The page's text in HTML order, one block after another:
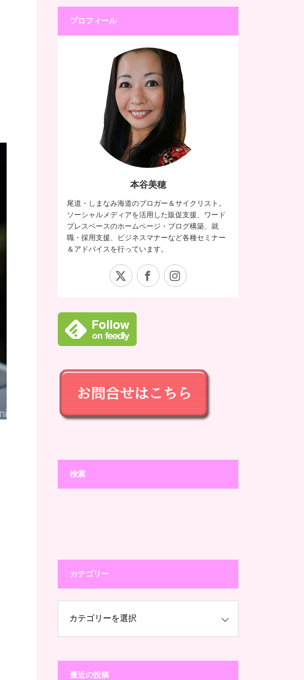
プロフィール
本谷美穂
尾道・しまなみ海道のブロガー＆サイクリスト。
ソーシャルメディアを活用した販促支援、ワード
プレスベースのホームページ・ブログ構築、就
職・採用支援、ビジネスマナーなど各種セミナー
＆アドバイスを行っています。
Facebook
検索
カテゴリー
最近の投稿